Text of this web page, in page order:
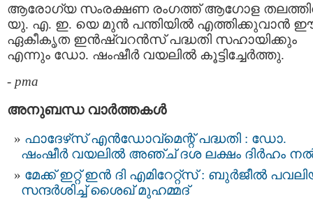
ആരോഗ്യ സംരക്ഷണ രംഗത്ത് ആഗോള
യു. എ. ഇ. യെ മുൻ പന്തിയിൽ എത്തിക്കുവാൻ
ഏകീകൃത ഇൻഷ്വറൻസ് പദ്ധതി സഹായിക്കും
എന്നും ഡോ. ഷംഷീർ വയലിൽ കൂട്ടിച്ചേർത്തു.
- pma
അനുബന്ധ വാര്‍ത്തകള്‍
ഫാദേഴ്‌സ് എന്‍ഡോവ്‌മെന്റ് പദ്ധതി : ഡോ.
ഷംഷീര്‍ വയലില്‍ അഞ്ച് ദശ ലക്ഷം ദിര്‍ഹം
മേക്ക് ഇറ്റ് ഇൻ ദി എമിറേറ്റ്‌സ് : ബുർജീൽ
സന്ദർശിച്ച് ശൈഖ് മുഹമ്മദ്